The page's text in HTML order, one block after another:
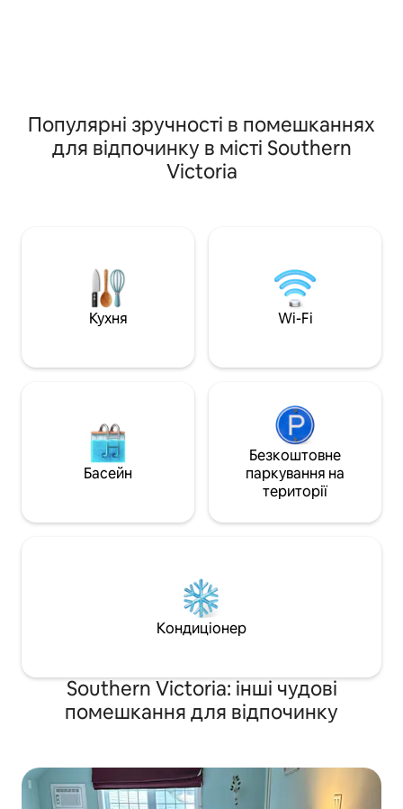
Популярні зручності в помешканнях
для відпочинку в місті Southern
Victoria
Кухня Wi-Fi
Басейн
Безкоштовне
паркування на
території
Кондиціонер
Southern Victoria: інші чудові
помешкання для відпочинку